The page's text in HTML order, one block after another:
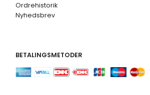
Ordrehistorik
Nyhedsbrev
BETALINGSMETODER